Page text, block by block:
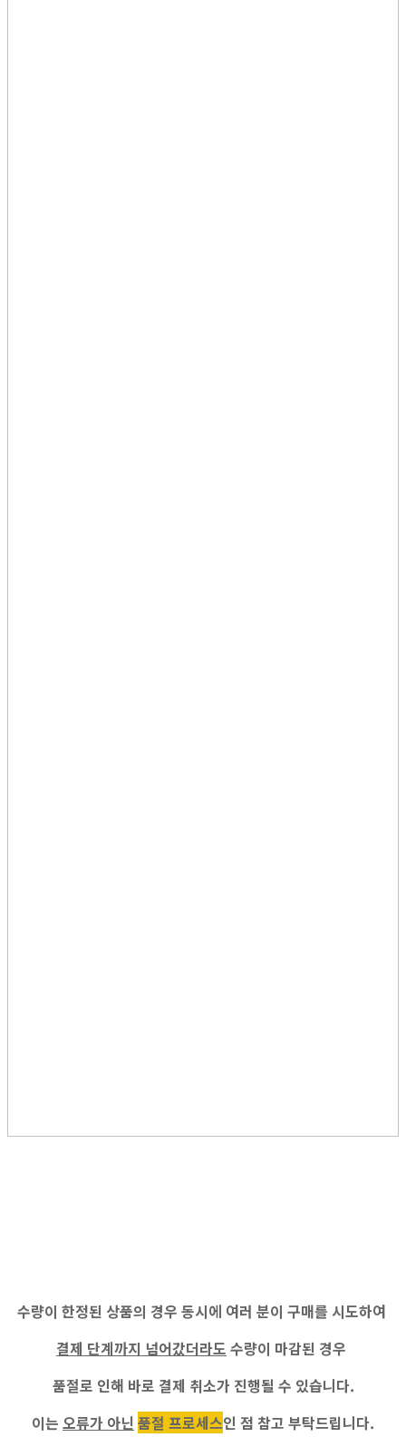
수량이 한정된 상품의 경우 동시에 여러 분이 구매를 시도하여
결제 단계까지 넘어갔더라도 수량이 마감된 경우
품절로 인해 바로 결제 취소가 진행될 수 있습니다.
이는 오류가 아닌 품절 프로세스인 점 참고 부탁드립니다.